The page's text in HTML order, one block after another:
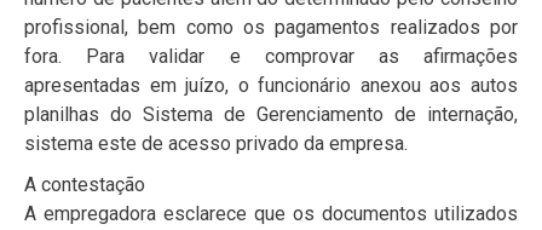
profissional, bem como os pagamentos realizados por
fora. Para validar e comprovar as afirmações
apresentadas em juízo, o funcionário anexou aos autos
planilhas do Sistema de Gerenciamento de internação,
sistema este de acesso privado da empresa.
A contestação
A empregadora esclarece que os documentos utilizados